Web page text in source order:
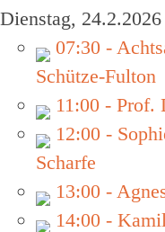
Dienstag, 24.2.2026
07:30 -
Schütze-Fulton
11:00 - Prof.
12:00 -
Scharfe
13:00 -
14:00 -